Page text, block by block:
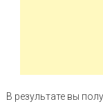
В результате вы